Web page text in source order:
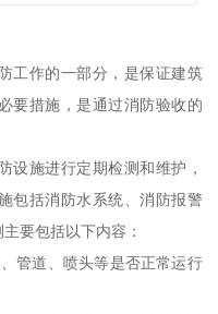
工作的一部分，是保证建筑
要措施，是通过消防验收的
设施进行定期检测和维护，
包括消防水系统、消防报警
要包括以下内容：
管道、喷头等是否正常运行